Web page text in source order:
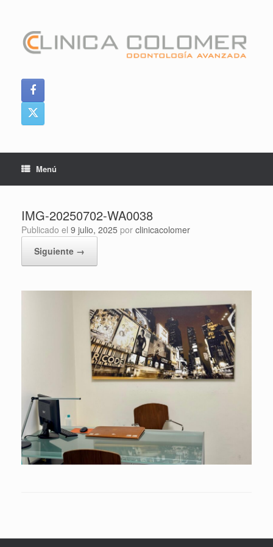
contenido
Menú
IMG-20250702-WA0038
Publicado el 9 julio, 2025 por clinicacolomer
Siguiente →